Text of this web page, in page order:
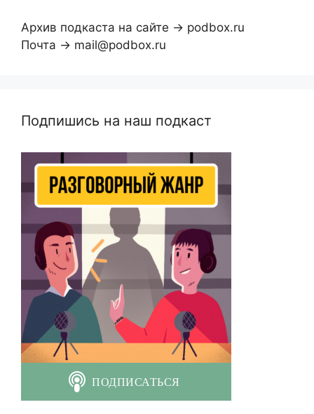
Архив подкаста на сайте → podbox.ru
Почта → mail@podbox.ru
Подпишись на наш подкаст